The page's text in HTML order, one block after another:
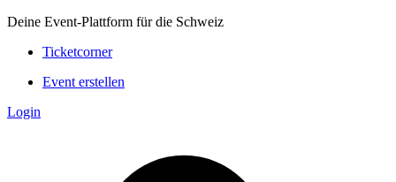
Deine Event-Plattform für die Schweiz
Ticketcorner
Event erstellen
Login